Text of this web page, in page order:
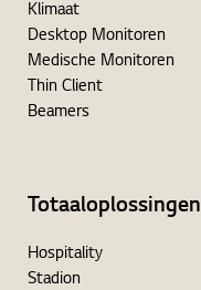
Klimaat
Desktop Monitoren
Medische Monitoren
Thin Client
Beamers
Totaaloplossingen
Hospitality
Stadion